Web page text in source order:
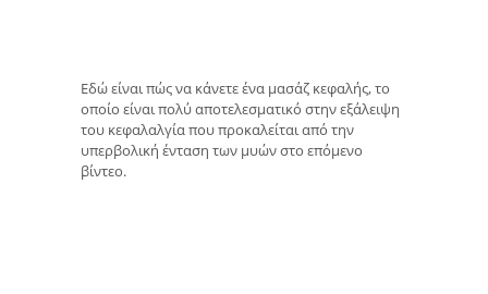
Εδώ είναι πώς να κάνετε ένα μασάζ κεφαλής, το
οποίο είναι πολύ αποτελεσματικό στην εξάλειψη
του κεφαλαλγία που προκαλείται από την
υπερβολική ένταση των μυών στο επόμενο
βίντεο.